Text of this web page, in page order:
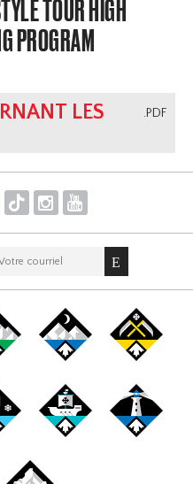
TOUR HIGH
PROGRAM
.PDF
LES
T I Y